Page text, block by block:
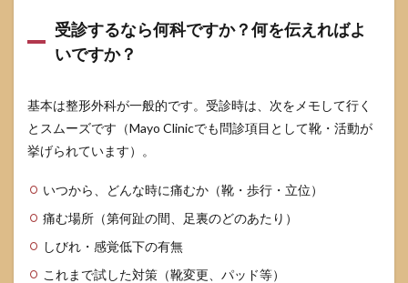
受診するなら何科ですか？何を伝えればよ
いですか？
基本は整形外科が一般的です。受診時は、次をメモして行く
とスムーズです（Mayo Clinicでも問診項目として靴・活動が
挙げられています）。
いつから、どんな時に痛むか（靴・歩行・立位）
痛む場所（第何趾の間、足裏のどのあたり）
しびれ・感覚低下の有無
これまで試した対策（靴変更、パッド等）